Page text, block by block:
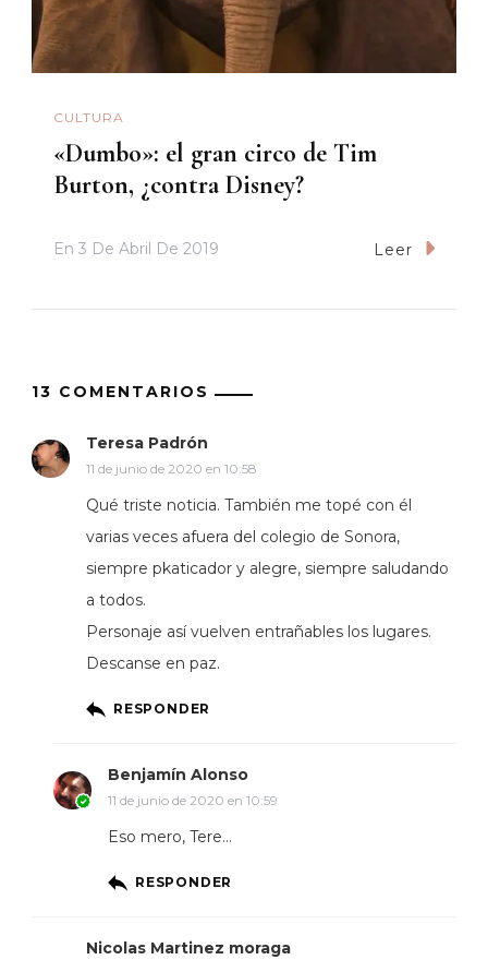
CULTURA
«Dumbo»: el gran circo de Tim
Burton, ¿contra Disney?
En 3 De Abril De 2019 Leer
13 COMENTARIOS
Teresa Padrón
11 de junio de 2020 en 10:58
Qué triste noticia. También me topé con él
varias veces afuera del colegio de Sonora,
siempre pkaticador y alegre, siempre saludando
a todos.
Personaje así vuelven entrañables los lugares.
Descanse en paz.
RESPONDER
Benjamín Alonso
11 de junio de 2020 en 10:59
Eso mero, Tere…
RESPONDER
Nicolas Martinez moraga